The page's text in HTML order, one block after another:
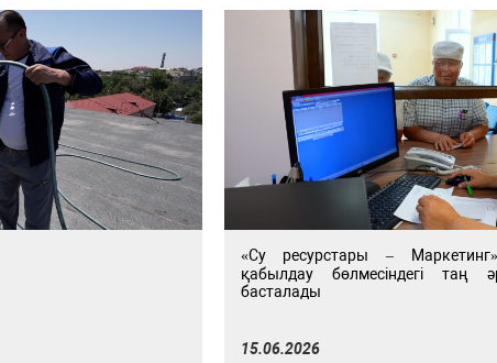
«Су ресурстары –
қабылдау бөлмесіндегі таң
басталады
15.06.2026